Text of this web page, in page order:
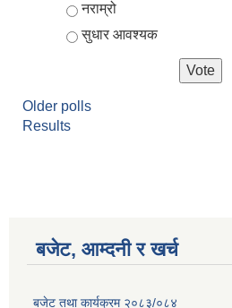
नराम्रो
सुधार आवश्यक
Older polls
Results
बजेट, आम्दनी र खर्च
बजेट तथा कार्यक्रम २०८३/०८४